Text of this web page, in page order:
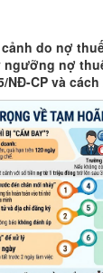
do nợ
ngưỡng nợ
NĐ-CP và